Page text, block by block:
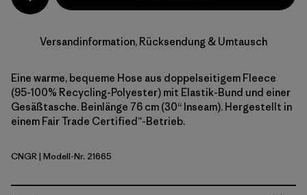
Versandinformation, Rücksendung & Umtausch
Eine warme, bequeme Hose aus doppelseitigem Fleece
(95-100% Recycling-Polyester) mit Elastik-Bund und einer
Gesäßtasche. Beinlänge 76 cm (30“ Inseam). Hergestellt in
einem Fair Trade Certified™-Betrieb.
Canopy Green
CNGR| Modell-Nr. 21665